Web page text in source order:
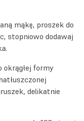
mąkę, proszek do
stopniowo dodawaj
okrągłej formy
delikatnie